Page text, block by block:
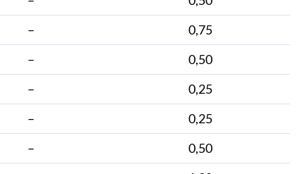
–
0,75
–
0,50
–
0,25
–
0,25
–
0,50